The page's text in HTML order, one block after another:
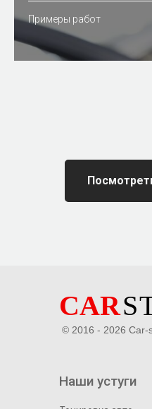
Примеры работ
Наши устуги
© 2016 - 2026 Car-